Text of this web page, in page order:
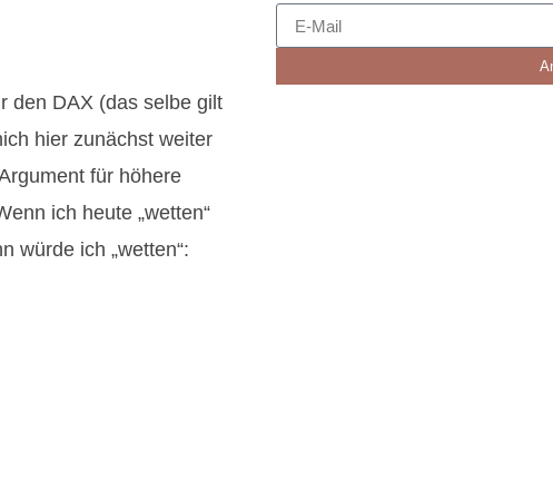
den DAX (das selbe gilt
hier zunächst weiter
für höhere
ich heute „wetten“
würde ich „wetten“: